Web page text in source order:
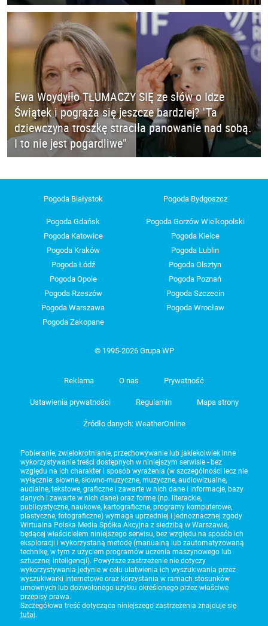
Ewa Woydyłło TŁUMACZY SIĘ ze słów o Idze
Świątek i pogrąża się jeszcze bardziej? "Ta
dziewczyna troszkę straciła panowanie nad sobą.
I to nie jest pogardliwe"
Pogoda Białystok Pogoda Bydgoszcz
Pogoda Gdańsk
Pogoda Gorzów Wielkopolski
Pogoda Katowice
Pogoda Kielce
Pogoda Kraków
Pogoda Lublin
Pogoda Łódź
Pogoda Olsztyn
Pogoda Opole
Pogoda Poznań
Pogoda Rzeszów
Pogoda Szczecin
Pogoda Warszawa
Pogoda Wrocław
Pogoda Zakopane
© 1995-2026 Grupa WP
Reklama O nas Prywatność
Ustawienia prywatności Regulamin Mapa strony
Źródło danych: WeatherOnline
Pobieranie, zwielokrotnianie, przechowywanie lub jakiekolwiek inne
wykorzystywanie treści dostępnych w niniejszym serwisie - bez
względu na ich charakter i sposób wyrażenia (w szczególności lecz nie
wyłącznie: słowne, słowno-muzyczne, muzyczne, audiowizualne,
audialne, tekstowe, graficzne i zawarte w nich dane i informacje, bazy
danych i zawarte w nich dane) oraz formę (np. literackie,
publicystyczne, naukowe, kartograficzne, programy komputerowe,
plastyczne, fotograficzne) wymaga uprzedniej i jednoznacznej zgody
Wirtualna Polska Media Spółka Akcyjna z siedzibą w Warszawie,
będącej właścicielem niniejszego serwisu, bez względu na sposób ich
eksploracji i wykorzystaną metodę (manualną lub zautomatyzowaną
technikę, w tym z użyciem programów uczenia maszynowego lub
sztucznej inteligencji). Powyższe zastrzeżenie nie dotyczy
wykorzystywania jedynie w celu ułatwienia ich wyszukiwania przez
wyszukiwarki internetowe oraz korzystania w ramach stosunków
umownych lub dozwolonego użytku określonego przez właściwe
przepisy prawa.
Szczegółowa treść dotycząca niniejszego zastrzeżenia znajduje się
tutaj.